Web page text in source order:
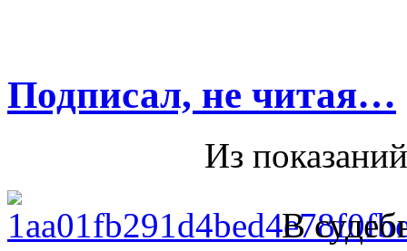
Подписал, не читая…
Из
В